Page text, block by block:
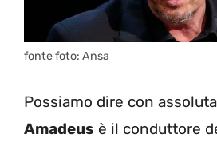
fonte foto: Ansa
Possiamo dire con
Amadeus è il conduttore